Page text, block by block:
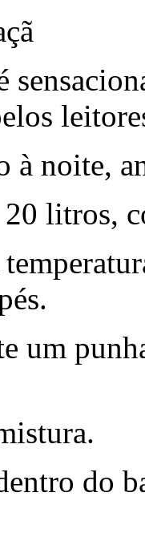
à noite,
litros,
um
do